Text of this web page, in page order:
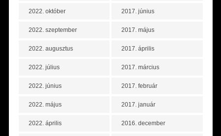
2022. október
2022. szeptember
2022. augusztus
2022. július
2022. június
2022. május
2022. április
2017. június
2017. május
2017. április
2017. március
2017. február
2017. január
2016. december